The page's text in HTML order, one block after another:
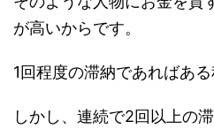
が高いからです。
1回程度の滞納であればあ
しかし、連続で2回以上の